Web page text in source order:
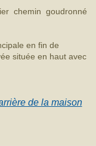
chemin goudronné
en fin de
située en haut avec
de la maison